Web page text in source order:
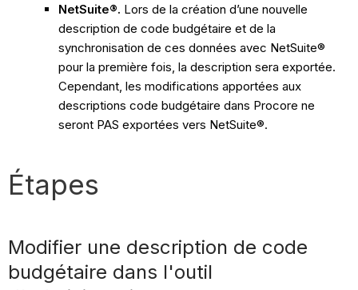
NetSuite®. Lors de la création d’une nouvelle
description de code budgétaire et de la
synchronisation de ces données avec NetSuite®
pour la première fois, la description sera exportée.
Cependant, les modifications apportées aux
descriptions code budgétaire dans Procore ne
seront PAS exportées vers NetSuite®.
Étapes
Modifier une description de code
budgétaire dans l'outil